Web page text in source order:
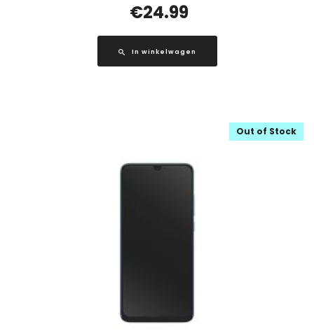
€24.99
In winkelwagen
Out of Stock